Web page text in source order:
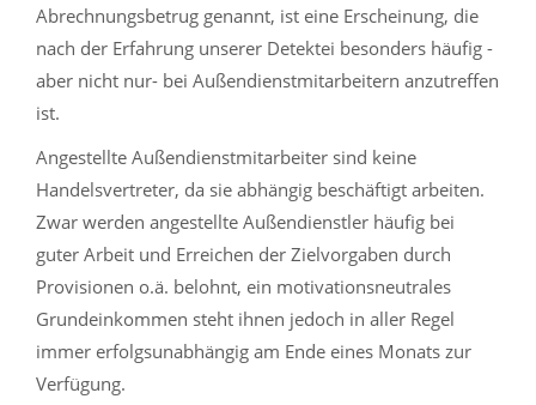
Abrechnungsbetrug genannt, ist eine Erscheinung, die
nach der Erfahrung unserer Detektei besonders häufig -
aber nicht nur- bei Außendienstmitarbeitern anzutreffen
ist.
Angestellte Außendienstmitarbeiter sind keine
Handelsvertreter, da sie abhängig beschäftigt arbeiten.
Zwar werden angestellte Außendienstler häufig bei
guter Arbeit und Erreichen der Zielvorgaben durch
Provisionen o.ä. belohnt, ein motivationsneutrales
Grundeinkommen steht ihnen jedoch in aller Regel
immer erfolgsunabhängig am Ende eines Monats zur
Verfügung.